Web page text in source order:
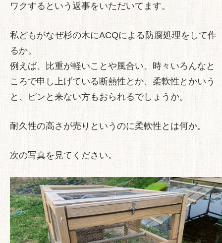
ワクするという返事をいただいてます。
私どもがなぜ杉の木にACQによる防腐処理をして作
るか。
例えば、比重が軽いことや風合い、時々いろんなと
ころで申し上げている断熱性とか、柔軟性とかいう
と、ピンと来ない方もおられるでしょうか。
耐久性の高さが売りというのに柔軟性とは何か。
次の写真を見てください。